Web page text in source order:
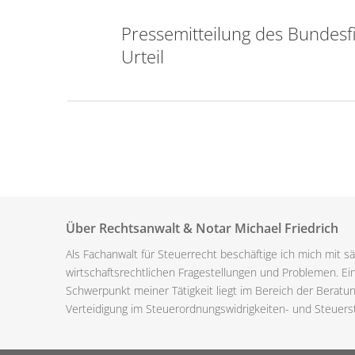
Pressemitteilung des
Urteil
Über Rechtsanwalt & Notar Michael Friedrich
Als Fachanwalt für Steuerrecht beschäftige ich mich mit
wirtschaftsrechtlichen Fragestellungen und Problemen.
Schwerpunkt meiner Tätigkeit liegt im Bereich der
Verteidigung im Steuerordnungswidrigkeiten- und